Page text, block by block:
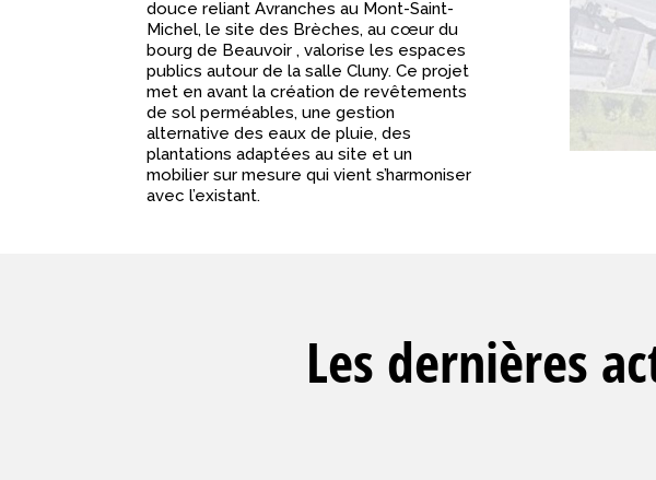
douce reliant Avranches au Mont-Saint-
Michel, le site des Brèches, au cœur du
bourg de Beauvoir , valorise les espaces
publics autour de la salle Cluny. Ce projet
met en avant la création de revêtements
de sol perméables, une gestion
alternative des eaux de pluie, des
plantations adaptées au site et un
mobilier sur mesure qui vient s’harmoniser
avec l’existant.
Les dernières